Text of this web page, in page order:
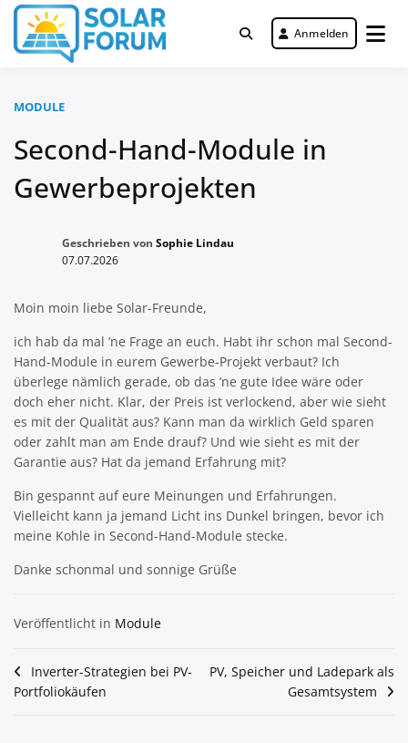
Zum
Inhalt
springen
Solar Forum
Deutschlandweit Nr. 1 Forum für
gewerbliche Solar Investments
Anmelden
MODULE
Second-Hand-Module in
Gewerbeprojekten
Geschrieben von Sophie Lindau
07.07.2026
Moin moin liebe Solar-Freunde,
ich hab da mal ’ne Frage an euch. Habt ihr schon mal Second-
Hand-Module in eurem Gewerbe-Projekt verbaut? Ich
überlege nämlich gerade, ob das ’ne gute Idee wäre oder
doch eher nicht. Klar, der Preis ist verlockend, aber wie sieht
es mit der Qualität aus? Kann man da wirklich Geld sparen
oder zahlt man am Ende drauf? Und wie sieht es mit der
Garantie aus? Hat da jemand Erfahrung mit?
Bin gespannt auf eure Meinungen und Erfahrungen.
Vielleicht kann ja jemand Licht ins Dunkel bringen, bevor ich
meine Kohle in Second-Hand-Module stecke.
Danke schonmal und sonnige Grüße
Veröffentlicht in Module
Beitragsnavigation
Inverter-Strategien bei PV-
Portfoliokäufen
PV, Speicher und Ladepark als
Gesamtsystem